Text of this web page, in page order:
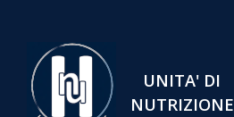
UNITA' DI
NUTRIZIONE